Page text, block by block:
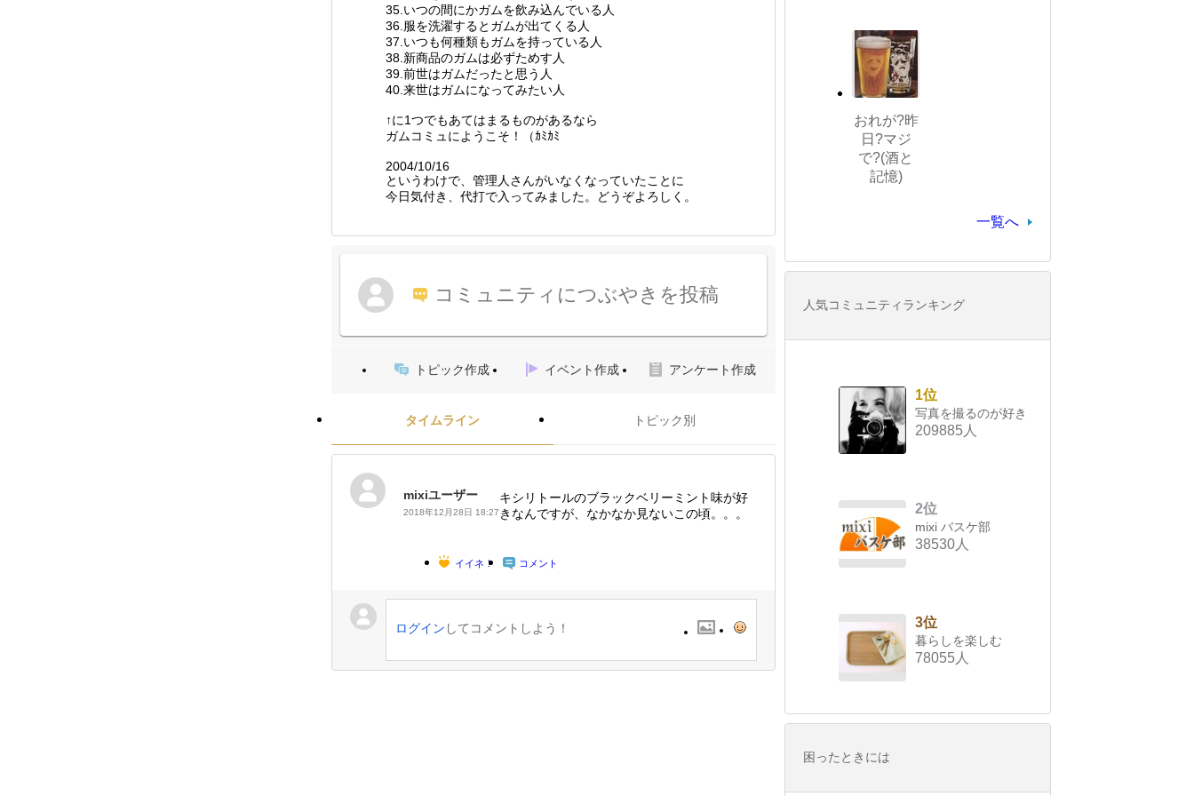
35.いつの間にかガムを飲み込んでいる人
36.服を洗濯するとガムが出てくる人
37.いつも何種類もガムを持っている人
38.新商品のガムは必ずためす人
39.前世はガムだったと思う人
40.来世はガムになってみたい人
↑に1つでもあてはまるものがあるなら
ガムコミュにようこそ！（ｶﾐｶﾐ
2004/10/16
というわけで、管理人さんがいなくなっていたことに
今日気付き、代打で入ってみました。どうぞよろしく。
コミュニティにつぶやきを投稿
トピック作成 イベント作成 アンケート作成
タイムライン トピック別
mixiユーザー
2018年12月28日 18:27
キシリトールのブラックベリーミント味が好
きなんですが、なかなか見ないこの頃。。。
イイネ！ コメント
ログイン してコメントしよう！
おれが?昨
日?マジ
で?(酒と
記憶)
一覧へ
人気コミュニティランキング
1位
写真を撮るのが好き
209885人
2位
mixi バスケ部
38530人
3位
暮らしを楽しむ
78055人
困ったときには